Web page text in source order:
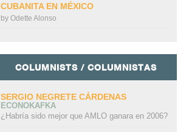
CUBANITA EN MÉXICO
by Odette Alonso
COLUMNISTS / COLUMNISTAS
SERGIO NEGRETE CÁRDENAS
ECONOKAFKA
¿Habría sido mejor que AMLO ganara en 2006?